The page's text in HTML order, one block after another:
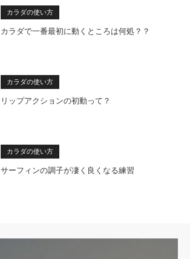
カラダの使い方
カラダで一番最初に動くところは何処？？
カラダの使い方
リップアクションの初動って？
カラダの使い方
サーフィンの調子が凄く良くなる練習